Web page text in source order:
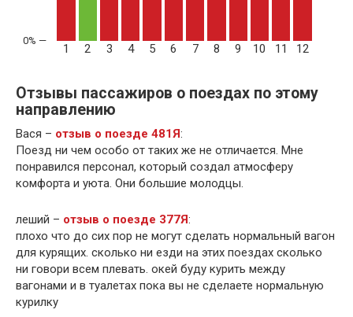
1 2 3 4 5 6 7 8 9 10 11 12
Отзывы пассажиров о поездах по этому
направлению
Вася – отзыв о поезде 481Я:
Поезд ни чем особо от таких же не отличается. Мне
понравился персонал, который создал атмосферу
комфорта и уюта. Они большие молодцы.
леший – отзыв о поезде 377Я:
плохо что до сих пор не могут сделать нормальный вагон
для курящих. сколько ни езди на этих поездах сколько
ни говори всем плевать. окей буду курить между
вагонами и в туалетах пока вы не сделаете нормальную
курилку